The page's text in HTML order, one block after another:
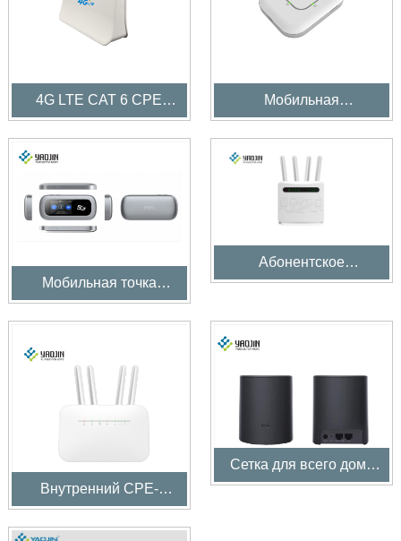
4G LTE CAT 6 CPE
CPE Router
Мобильная
беспроводная точка
Мобильная точка
доступа 5G
Абонентское
оборудование 5G в
Внутренний CPE-
маршрутизатор 5G
Сетка для всего дома
WiFi6